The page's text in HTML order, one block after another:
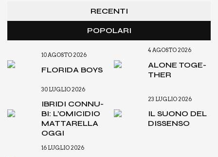
RECENTI
POPOLARI
10 AGOSTO 2026
FLO­RI­DA BOYS
4 AGOSTO 2026
ALO­NE TOGE­
THER
30 LUGLIO 2026
IBRI­DI CON­NU­
BI: L’O­MI­CI­DIO
MAT­TA­REL­LA
OGGI
23 LUGLIO 2026
IL SUO­NO DEL
DIS­SEN­SO
16 LUGLIO 2026